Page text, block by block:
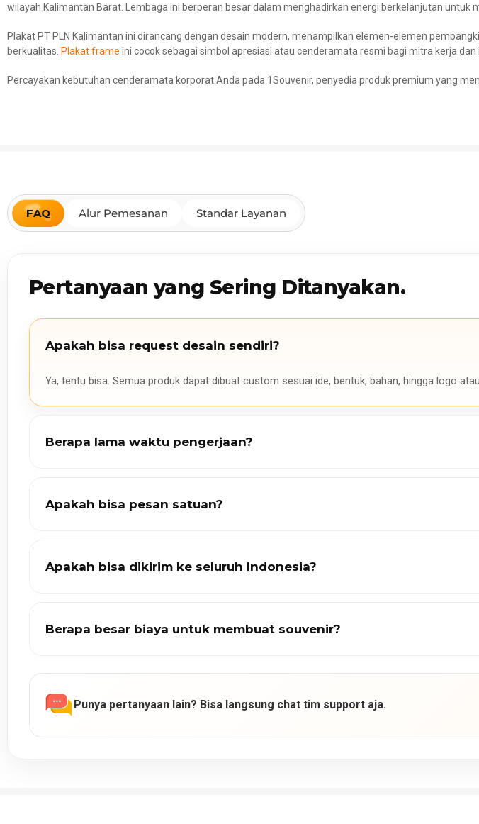
wilayah Kalimantan Barat. Lembaga ini berperan besar dalam menghadirkan energi berkelanjutan untuk
Plakat PT PLN Kalimantan ini dirancang dengan desain modern, menampilkan elemen-elemen
berkualitas. Plakat frame ini cocok sebagai simbol apresiasi atau cenderamata resmi bagi mitra kerja dan
Percayakan kebutuhan cenderamata korporat Anda pada 1Souvenir, penyedia produk premium yang
FAQ Alur Pemesanan Standar Layanan
Pertanyaan yang Sering Ditanyakan.
Apakah bisa request desain sendiri?
Ya, tentu bisa. Semua produk dapat dibuat custom sesuai ide, bentuk, bahan, hingga logo
Berapa lama waktu pengerjaan?
Apakah bisa pesan satuan?
Apakah bisa dikirim ke seluruh Indonesia?
Berapa besar biaya untuk membuat souvenir?
Punya pertanyaan lain? Bisa langsung chat tim support aja.